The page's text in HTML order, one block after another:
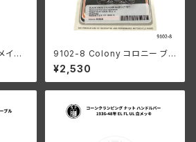
イン
9102-8 Colony コロニー ブラ
ック オキサイド シリンダーベー
ス ナット セット ハーレーダビッ
ドソン 1978-1984年 80キュー
838-78
¥2,530